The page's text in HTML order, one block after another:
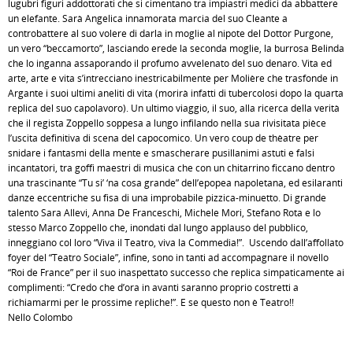
lugubri figuri addottorati che si cimentano tra impiastri medici da abbattere
un elefante. Sarà Angelica innamorata marcia del suo Cleante a
controbattere al suo volere di darla in moglie al nipote del Dottor Purgone,
un vero “beccamorto”, lasciando erede la seconda moglie, la burrosa Belinda
che lo inganna assaporando il profumo avvelenato del suo denaro. Vita ed
arte, arte e vita s’intrecciano inestricabilmente per Molière che trasfonde in
Argante i suoi ultimi aneliti di vita (morirà infatti di tubercolosi dopo la quarta
replica del suo capolavoro). Un ultimo viaggio, il suo, alla ricerca della verità
che il regista Zoppello soppesa a lungo infilando nella sua rivisitata pièce
l’uscita definitiva di scena del capocomico. Un vero coup de thèatre per
snidare i fantasmi della mente e smascherare pusillanimi astuti e falsi
incantatori, tra goffi maestri di musica che con un chitarrino ficcano dentro
una trascinante “Tu si’ ‘na cosa grande” dell’epopea napoletana, ed esilaranti
danze eccentriche su fisa di una improbabile pizzica-minuetto. Di grande
talento Sara Allevi, Anna De Franceschi, Michele Mori, Stefano Rota e lo
stesso Marco Zoppello che, inondati dal lungo applauso del pubblico,
inneggiano col loro “Viva il Teatro, viva la Commedia!”. Uscendo dall’affollato
foyer del “Teatro Sociale”, infine, sono in tanti ad accompagnare il novello
“Roi de France” per il suo inaspettato successo che replica simpaticamente ai
complimenti: “Credo che d’ora in avanti saranno proprio costretti a
richiamarmi per le prossime repliche!”. E se questo non è Teatro!!
Nello Colombo